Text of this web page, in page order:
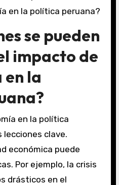
se pueden
impacto de
en la
en la política
lecciones clave.
económica puede
Por ejemplo, la crisis
drásticos en el